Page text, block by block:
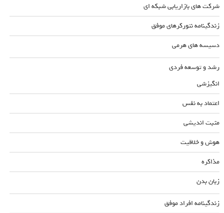
شرکت های بازاریابی شبکه ای
زندگینامه نتورکرهای موفق
دسیسه های هرمی
رشد و توسعه فردی
انگیزشی
اعتماد به نفس
مثبت اندیشی
هوش و خلاقیت
مذاکره
زبان بدن
زندگینامه افراد موفق